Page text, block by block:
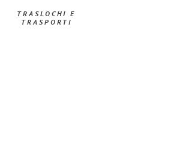
TRASLOCHI E
TRASPORTI​